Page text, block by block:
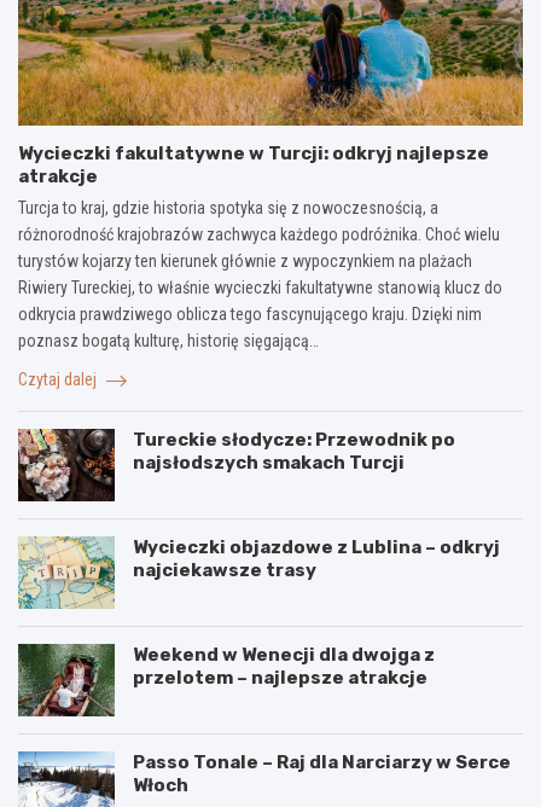
Wycieczki fakultatywne w Turcji: odkryj najlepsze
atrakcje
Turcja to kraj, gdzie historia spotyka się z nowoczesnością, a
różnorodność krajobrazów zachwyca każdego podróżnika. Choć wielu
turystów kojarzy ten kierunek głównie z wypoczynkiem na plażach
Riwiery Tureckiej, to właśnie wycieczki fakultatywne stanowią klucz do
odkrycia prawdziwego oblicza tego fascynującego kraju. Dzięki nim
poznasz bogatą kulturę, historię sięgającą…
Czytaj dalej
Tureckie słodycze: Przewodnik po
najsłodszych smakach Turcji
Wycieczki objazdowe z Lublina – odkryj
najciekawsze trasy
Weekend w Wenecji dla dwojga z
przelotem – najlepsze atrakcje
Passo Tonale – Raj dla Narciarzy w Serce
Włoch